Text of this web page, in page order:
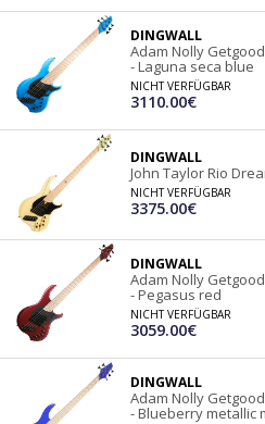
DINGWALL
Adam Nolly
- Laguna seca blue
NICHT VERFÜGBAR
3110.00€
DINGWALL
John Taylor Rio
NICHT VERFÜGBAR
3375.00€
DINGWALL
Adam Nolly
- Pegasus red
NICHT VERFÜGBAR
3059.00€
DINGWALL
Adam Nolly
- Blueberry metallic